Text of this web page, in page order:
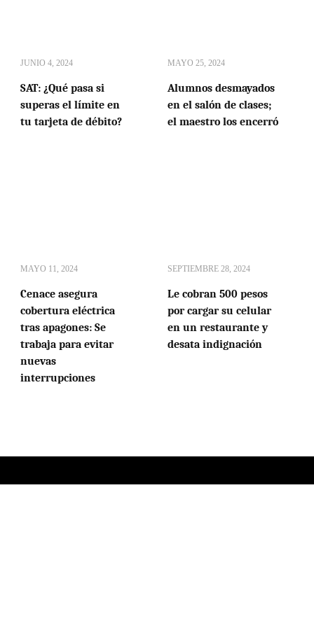
JUNIO 4, 2024
SAT: ¿Qué pasa si
superas el límite en
tu tarjeta de débito?
MAYO 25, 2024
Alumnos desmayados
en el salón de clases;
el maestro los encerró
MAYO 11, 2024
Cenace asegura
cobertura eléctrica
tras apagones: Se
trabaja para evitar
nuevas
interrupciones
SEPTIEMBRE 28, 2024
Le cobran 500 pesos
por cargar su celular
en un restaurante y
desata indignación